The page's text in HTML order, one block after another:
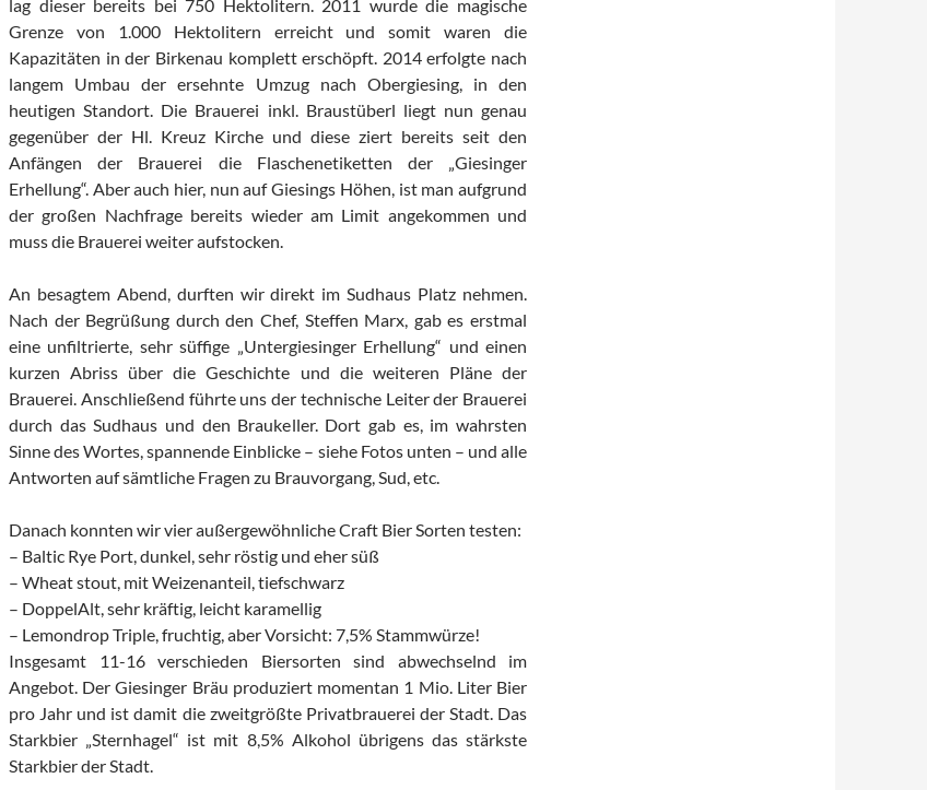
lag dieser bereits bei 750 Hektolitern. 2011 wurde die magische
Grenze von 1.000 Hektolitern erreicht und somit waren die
Kapazitäten in der Birkenau komplett erschöpft. 2014 erfolgte nach
langem Umbau der ersehnte Umzug nach Obergiesing, in den
heutigen Standort. Die Brauerei inkl. Braustüberl liegt nun genau
gegenüber der Hl. Kreuz Kirche und diese ziert bereits seit den
Anfängen der Brauerei die Flaschenetiketten der „Giesinger
Erhellung“. Aber auch hier, nun auf Giesings Höhen, ist man aufgrund
der großen Nachfrage bereits wieder am Limit angekommen und
muss die Brauerei weiter aufstocken.
An besagtem Abend, durften wir direkt im Sudhaus Platz nehmen.
Nach der Begrüßung durch den Chef, Steffen Marx, gab es erstmal
eine unfiltrierte, sehr süffige „Untergiesinger Erhellung“ und einen
kurzen Abriss über die Geschichte und die weiteren Pläne der
Brauerei. Anschließend führte uns der technische Leiter der Brauerei
durch das Sudhaus und den Braukeller. Dort gab es, im wahrsten
Sinne des Wortes, spannende Einblicke – siehe Fotos unten – und alle
Antworten auf sämtliche Fragen zu Brauvorgang, Sud, etc.
Danach konnten wir vier außergewöhnliche Craft Bier Sorten testen:
– Baltic Rye Port, dunkel, sehr röstig und eher süß
– Wheat stout, mit Weizenanteil, tiefschwarz
– DoppelAlt, sehr kräftig, leicht karamellig
– Lemondrop Triple, fruchtig, aber Vorsicht: 7,5% Stammwürze!
Insgesamt 11-16 verschieden Biersorten sind abwechselnd im
Angebot. Der Giesinger Bräu produziert momentan 1 Mio. Liter Bier
pro Jahr und ist damit die zweitgrößte Privatbrauerei der Stadt. Das
Starkbier „Sternhagel“ ist mit 8,5% Alkohol übrigens das stärkste
Starkbier der Stadt.